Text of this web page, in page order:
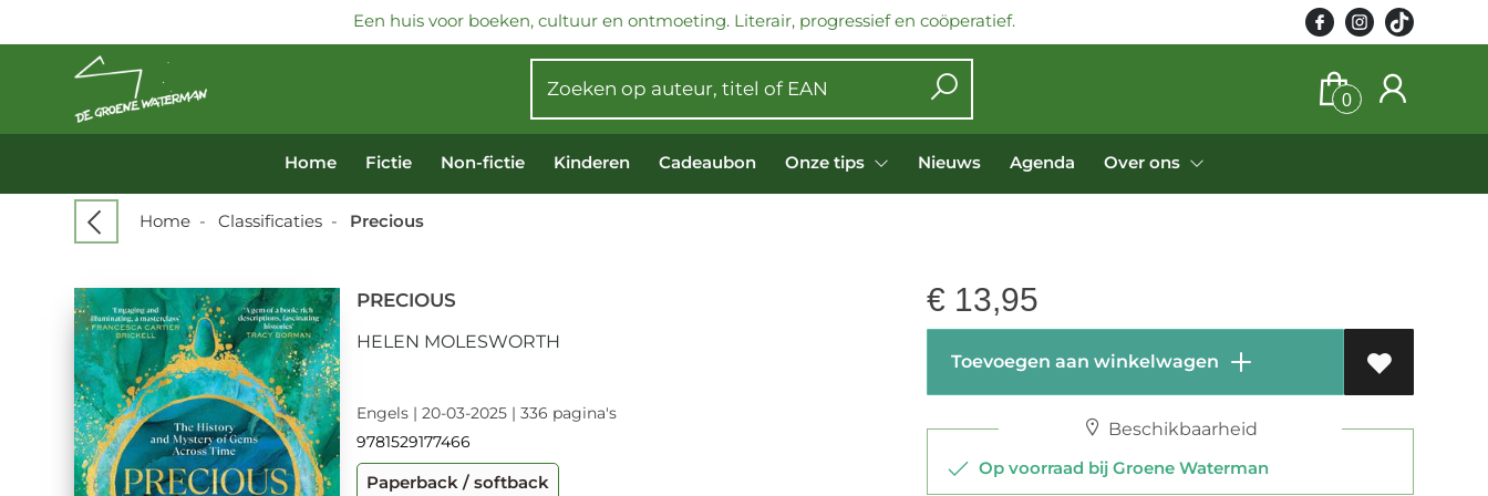
Een huis voor boeken, cultuur en ontmoeting. Literair, progressief en coöperatief.
0
Home Fictie Non-fictie Kinderen Cadeaubon Onze tips Nieuws Agenda Over ons
Home - Classificaties - Precious
PRECIOUS
HELEN MOLESWORTH
Engels | 20-03-2025 | 336 pagina's
9781529177466
Paperback / softback
€ 13,95
Toevoegen aan winkelwagen
Beschikbaarheid
Op voorraad bij Groene Waterman